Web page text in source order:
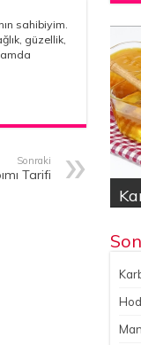
sahibiyim.
güzellik,
Sonraki
Tarifi